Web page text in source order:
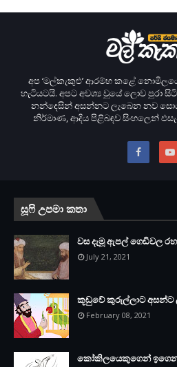
අප ‘මල්කැකුළු’ ආරම්භ කළේ
හැටියටයි. අපට අවශ්‍ය වූයේ ලොව පුරා
නන්දෙසින් අසන්නට ලැබෙන නව
නිර්මාණ, ආදිය පිළිබඳව සිංහලෙන්
සූෆි උපමා කතා
වස දැමූ ඇපල් ගෙඩිවල
July 21, 2021
කූඩුවේ කුරුල්ලාට අසන්ට
February 08, 2021
කෝකිලයෙකුගෙන්